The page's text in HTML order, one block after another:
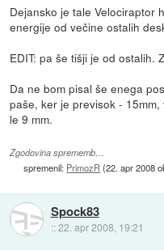
Dejansko je tale Velociraptor
energije od večine ostalih
EDIT: pa še tišji je od ostalih.
Da ne bom pisal še enega
paše, ker je previsok -
le 9 mm.
Zgodovina sprememb…
spremenil: PrimozR (22. apr 2008
Spock83
::22. apr 2008, 19:21